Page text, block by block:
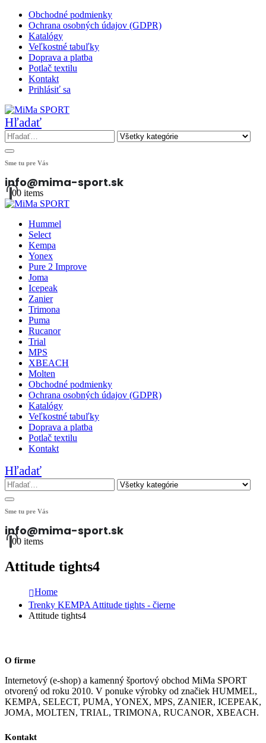
Obchodné podmienky
Ochrana osobných údajov (GDPR)
Katalógy
Veľkostné tabuľky
Doprava a platba
Potlač textilu
Kontakt
Prihlásiť sa
Hľadať
Sme tu pre Vás
info@mima-sport.sk
00 items
Hummel
Select
Kempa
Yonex
Pure 2 Improve
Joma
Icepeak
Zanier
Trimona
Puma
Rucanor
Trial
MPS
XBEACH
Molten
Obchodné podmienky
Ochrana osobných údajov (GDPR)
Katalógy
Veľkostné tabuľky
Doprava a platba
Potlač textilu
Kontakt
Hľadať
Sme tu pre Vás
info@mima-sport.sk
00 items
Attitude tights4
Home
Trenky KEMPA Attitude tights - čierne
Attitude tights4
O firme
Internetový (e-shop) a kamenný športový obchod MiMa SPORT
otvorený od roku 2010. V ponuke výrobky od značiek HUMMEL,
KEMPA, SELECT, PUMA, YONEX, MPS, ZANIER, ICEPEAK,
JOMA, MOLTEN, TRIAL, TRIMONA, RUCANOR, XBEACH.
Kontakt